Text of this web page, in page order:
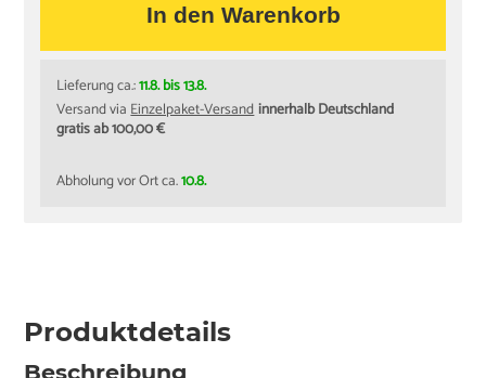
In den Warenkorb
Lieferung ca.:11.8. bis 13.8.
Versand viaEinzelpaket-Versandinnerhalb Deutschland
gratis ab 100,00 €
Abholung vor Ort ca.10.8.
Produktdetails
Beschreibung